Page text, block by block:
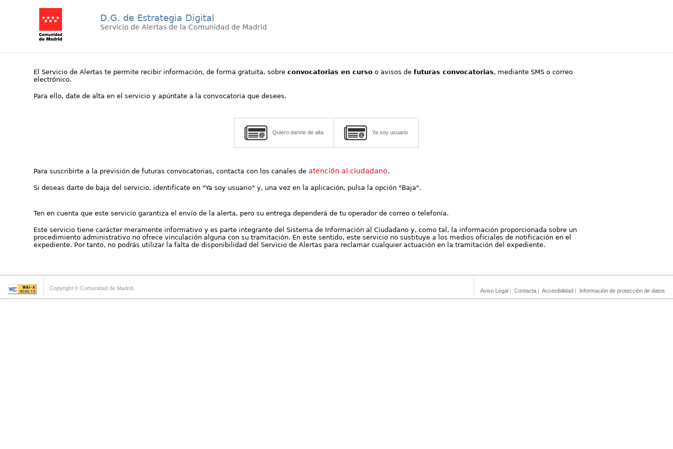
D.G. de Estrategia Digital
Servicio de Alertas de la Comunidad de Madrid
El Servicio de Alertas te permite recibir información, de forma gratuita, sobreconvocatorias en curso o avisos defuturas convocatorias, mediante SMS o correo
electrónico.
Para ello, date de alta en el servicio y apúntate a la convocatoria que desees.
Quiero darme de alta Ya soy usuario
Para suscribirte a la previsión de futuras convocatorias, contacta con los canales deatención al ciudadano.
Si deseas darte de baja del servicio, identifícate en "Ya soy usuario" y, una vez en la aplicación, pulsa la opción "Baja".
Ten en cuenta que este servicio garantiza el envío de la alerta, pero su entrega dependerá de tu operador de correo o telefonía.
Este servicio tiene carácter meramente informativo y es parte integrante del Sistema de Información al Ciudadano y, como tal, la información proporcionada sobre un
procedimiento administrativo no ofrece vinculación alguna con su tramitación. En este sentido, este servicio no sustituye a los medios oficiales de notificación en el
expediente. Por tanto, no podrás utilizar la falta de disponibilidad del Servicio de Alertas para reclamar cualquier actuación en la tramitación del expediente.
Copyright © Comunidad de Madrid. Aviso Legal | Contacta | Accesibilidad | Información de protección de datos